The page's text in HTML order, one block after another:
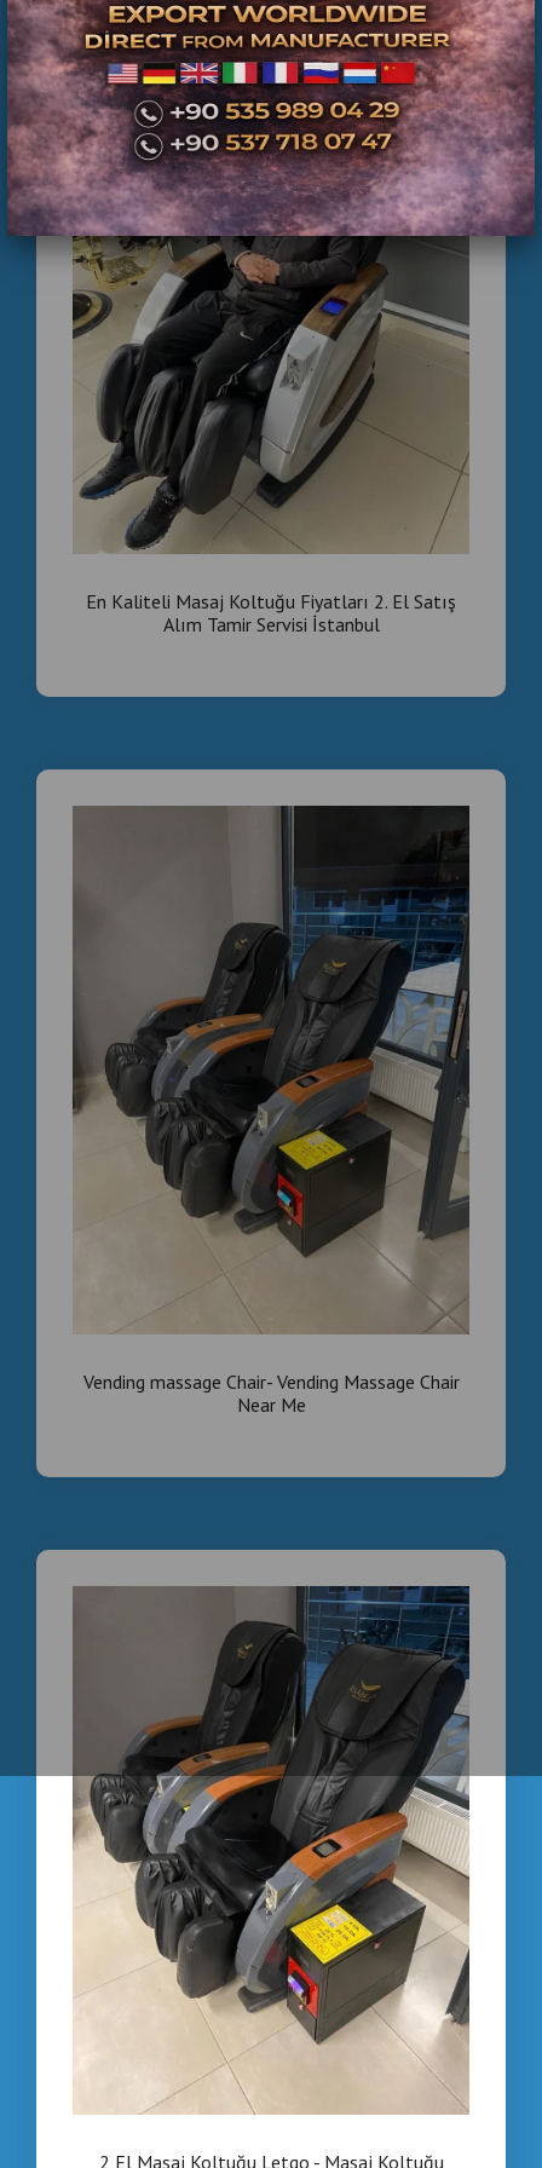
En Kaliteli Masaj Koltuğu Fiyatları 2. El Satış
Alım Tamir Servisi İstanbul
Vending massage Chair- Vending Massage Chair
Near Me
2 El Masaj Koltuğu Letgo - Masaj Koltuğu